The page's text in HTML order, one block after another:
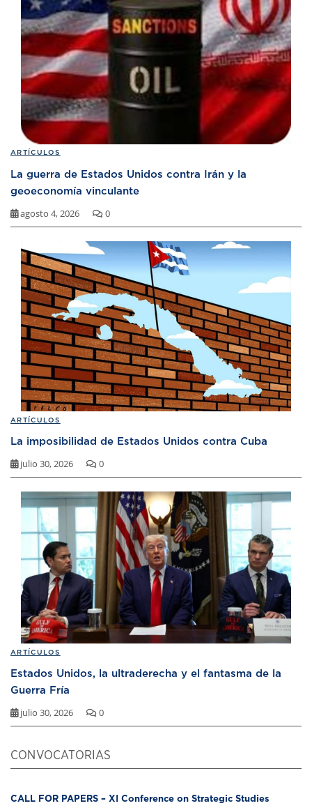
ARTÍCULOS
La guerra de Estados Unidos contra Irán y la
geoeconomía vinculante
agosto 4, 2026 0
ARTÍCULOS
La imposibilidad de Estados Unidos contra Cuba
julio 30, 2026 0
ARTÍCULOS
Estados Unidos, la ultraderecha y el fantasma de la
Guerra Fría
julio 30, 2026 0
CONVOCATORIAS
CALL FOR PAPERS – XI Conference on Strategic Studies